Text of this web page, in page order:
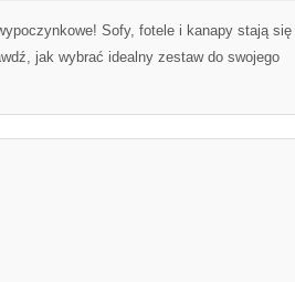
ARANŻACJI
WNĘTRZ:
WYPOCZYNKOWE
Sofy, fotele i kanapy stają się
jak wybrać idealny zestaw do swojego